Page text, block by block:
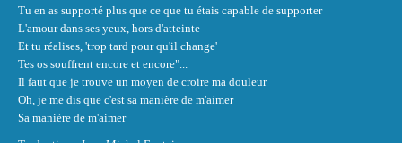
Tu en as supporté plus que ce que tu étais capable de supporter
L'amour dans ses yeux, hors d'atteinte
Et tu réalises, 'trop tard pour qu'il change'
Tes os souffrent encore et encore"...
Il faut que je trouve un moyen de croire ma douleur
Oh, je me dis que c'est sa manière de m'aimer
Sa manière de m'aimer